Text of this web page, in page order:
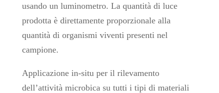
usando un luminometro. La quantità di luce
prodotta è direttamente proporzionale alla
quantità di organismi viventi presenti nel
campione.
Applicazione in-situ per il rilevamento
dell’attività microbica su tutti i tipi di materiali